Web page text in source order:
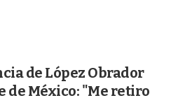
de López Obrador
de México: "Me retiro